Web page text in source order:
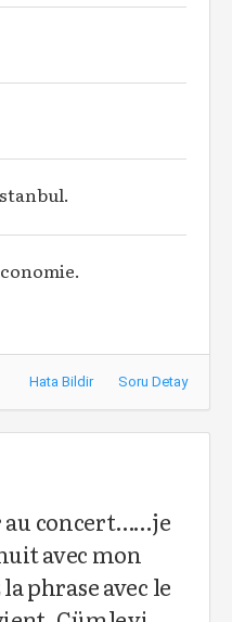
Hata Bildir Soru Detay
au concert……je
avec mon
phrase avec le